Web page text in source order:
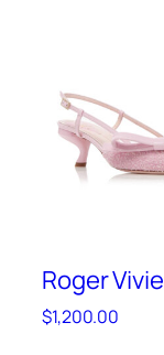
Roger
$1,200.00